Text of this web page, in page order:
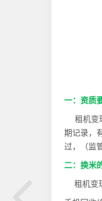
一：资质
租机变
期记录，
过，（监
二：换米
租机变